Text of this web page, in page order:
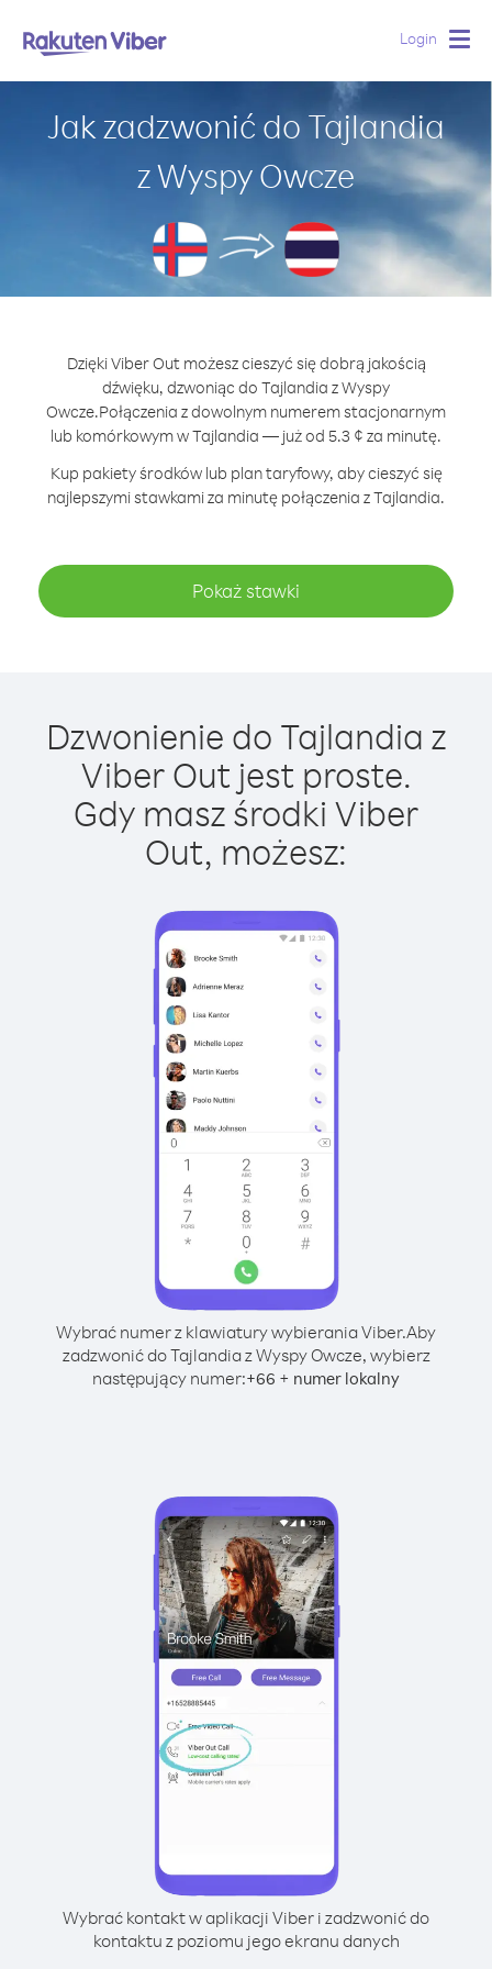
Login
Jak zadzwonić do Tajlandia
z Wyspy Owcze
Dzięki Viber Out możesz cieszyć się dobrą jakością
dźwięku, dzwoniąc do Tajlandia z Wyspy
Owcze.Połączenia z dowolnym numerem stacjonarnym
lub komórkowym w Tajlandia — już od 5.3 ¢ za minutę.
Kup pakiety środków lub plan taryfowy, aby cieszyć się
najlepszymi stawkami za minutę połączenia z Tajlandia.
Pokaż stawki
Dzwonienie do Tajlandia z
Viber Out jest proste.
Gdy masz środki Viber
Out, możesz:
Wybrać numer z klawiatury wybierania Viber.Aby
zadzwonić do Tajlandia z Wyspy Owcze, wybierz
następujący numer:+66 + numer lokalny
Wybrać kontakt w aplikacji Viber i zadzwonić do
kontaktu z poziomu jego ekranu danych